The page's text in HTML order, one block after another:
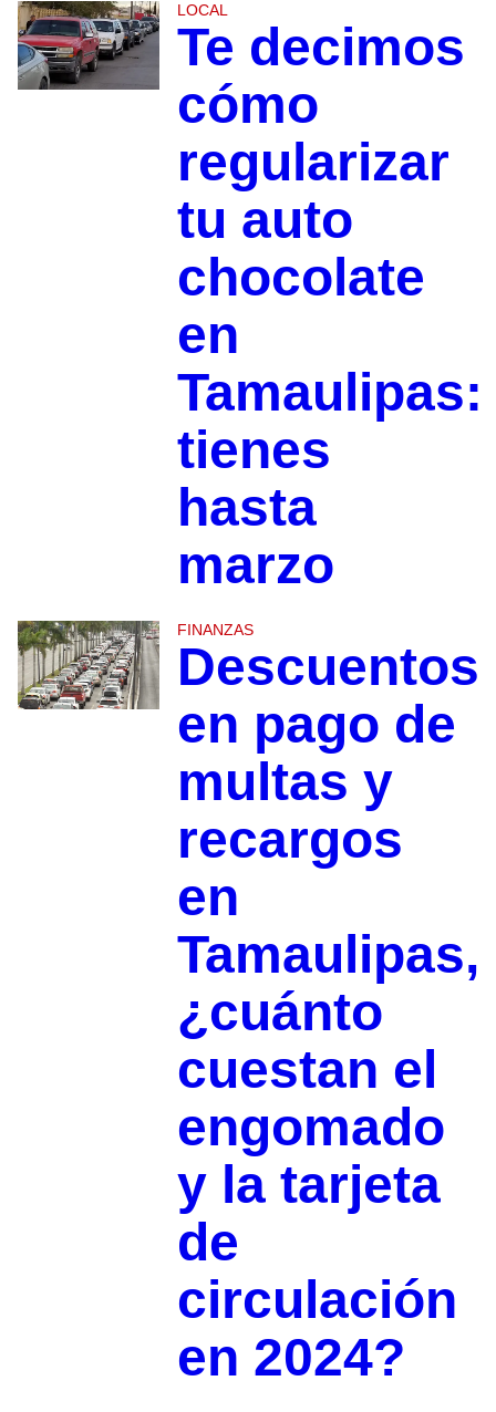
LOCAL
Te decimos
cómo
regularizar
tu auto
chocolate
en
Tamaulipas:
tienes
hasta
marzo
FINANZAS
Descuentos
en pago de
multas y
recargos
en
Tamaulipas,
¿cuánto
cuestan el
engomado
y la tarjeta
de
circulación
en 2024?